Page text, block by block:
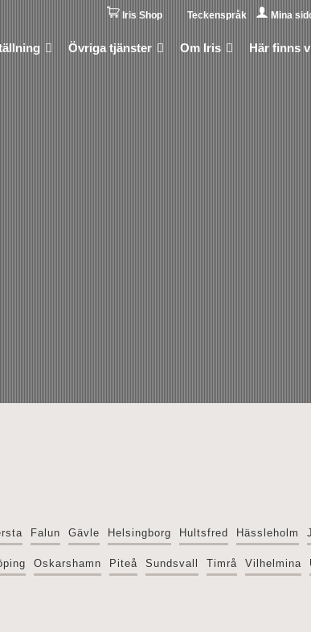
Iris Shop Teckenspråk Mina
Övriga tjänster Om Iris Här finns
Falun Gävle Helsingborg Hultsfred Hässleholm
Oskarshamn Piteå Sundsvall Timrå Vilhelmina